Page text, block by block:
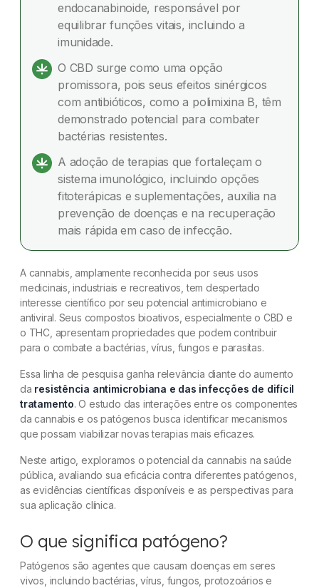
Dúvidas frequentes
endocanabinoide, responsável por
equilibrar funções vitais, incluindo a
imunidade.
O CBD surge como uma opção
promissora, pois seus efeitos sinérgicos
com antibióticos, como a polimixina B, têm
demonstrado potencial para combater
bactérias resistentes.
A adoção de terapias que fortaleçam o
sistema imunológico, incluindo opções
fitoterápicas e suplementações, auxilia na
prevenção de doenças e na recuperação
mais rápida em caso de infecção.
A cannabis, amplamente reconhecida por seus usos
medicinais, industriais e recreativos, tem despertado
interesse científico por seu potencial antimicrobiano e
antiviral. Seus compostos bioativos, especialmente o CBD e
o THC, apresentam propriedades que podem contribuir
para o combate a bactérias, vírus, fungos e parasitas.
Essa linha de pesquisa ganha relevância diante do aumento
da resistência antimicrobiana e das infecções de difícil
tratamento. O estudo das interações entre os componentes
da cannabis e os patógenos busca identificar mecanismos
que possam viabilizar novas terapias mais eficazes.
Neste artigo, exploramos o potencial da cannabis na saúde
pública, avaliando sua eficácia contra diferentes patógenos,
as evidências científicas disponíveis e as perspectivas para
sua aplicação clínica.
O que significa patógeno?
Patógenos são agentes que causam doenças em seres
vivos, incluindo bactérias, vírus, fungos, protozoários e